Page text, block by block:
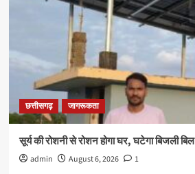
छत्तीसगढ़ जागरूकता
सूर्य की रोशनी से रोशन होगा घर, घटेगा बिजली बिल
admin August 6, 2026 1